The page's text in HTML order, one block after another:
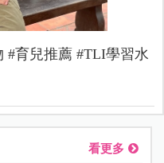
#育兒推薦 #TLI學習水
看更多